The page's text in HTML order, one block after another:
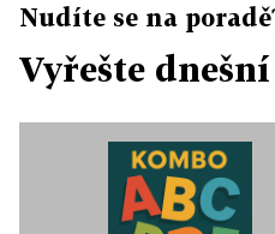
Nudíte se na
Vyřešte